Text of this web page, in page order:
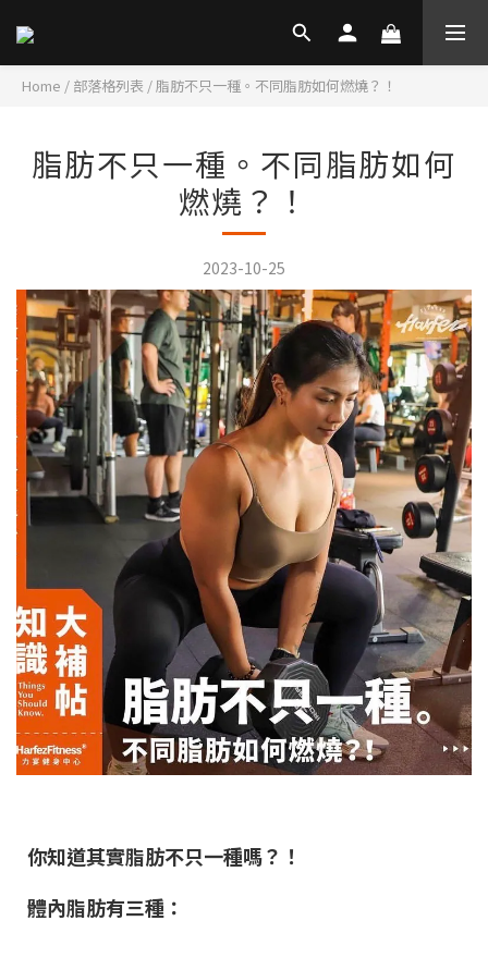
Home / 部落格列表 /脂肪不只一種。不同脂肪如何燃燒？！
脂肪不只一種。不同脂肪如何
燃燒？！
2023-10-25
你知道其實脂肪不只一種嗎？！
體內脂肪有三種：